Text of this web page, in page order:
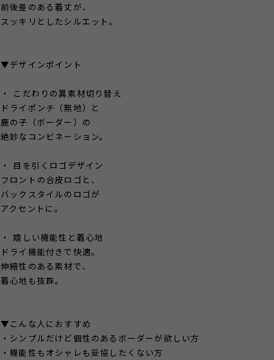
前後差のある着丈が、
スッキリとしたシルエット。
▼デザインポイント
・ こだわりの異素材切り替え
ドライポンチ（無地）と
鹿の子（ボーダー）の
絶妙なコンビネーション。
・ 目を引くロゴデザイン
フロントの合皮ロゴと、
バックスタイルのロゴが
アクセントに。
・ 嬉しい機能性と着心地
ドライ機能付きで快適。
伸縮性のある素材で、
着心地も抜群。
▼こんな人におすすめ
・シンプルだけど個性のあるボーダーが欲しい方
・機能性もオシャレも妥協したくない方